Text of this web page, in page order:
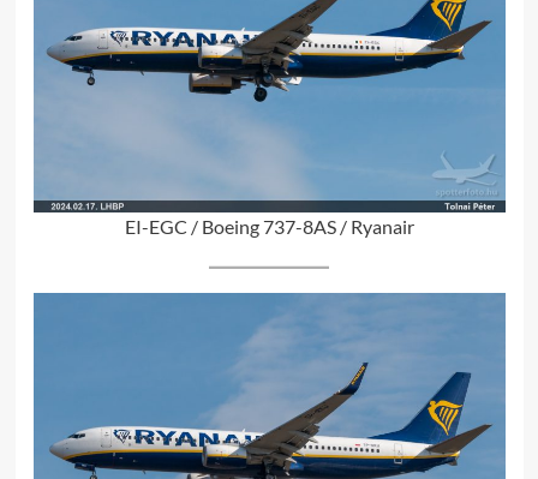
EI-EGC / Boeing 737-8AS / Ryanair